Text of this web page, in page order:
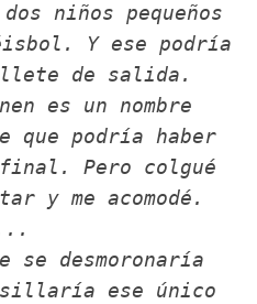
niños pequeños
Y ese podría
de salida.
es un nombre
que podría haber
Pero colgué
y me acomodé.
se desmoronaría
ese único